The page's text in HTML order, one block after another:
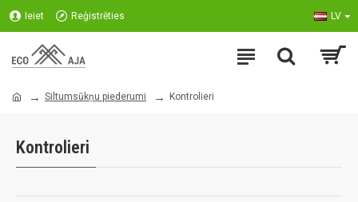
Ieiet Reģistrēties LV
Siltumsūkņu piederumi Kontrolieri
Kontrolieri